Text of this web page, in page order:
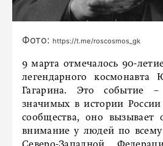
Фото: https://t.me/roscosmos_gk
9 марта отмечалось 90-
легендарного космонавта
Гагарина. Это событие
значимых в истории
сообщества, оно вызывает
внимание у людей по